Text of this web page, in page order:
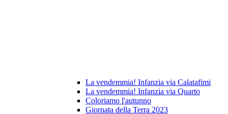
La vendemmia! Infanzia via Calatafimi
La vendemmia! Infanzia via Quarto
Coloriamo l'autunno
Giornata della Terra 2023